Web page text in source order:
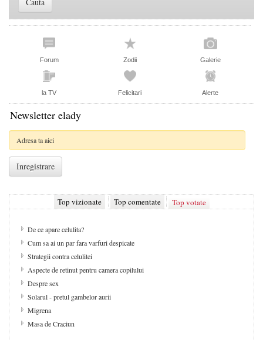
Forum Zodii Galerie
la TV Felicitari Alerte
Newsletter elady
Top vizionate Top comentate Top votate
De ce apare celulita?
Cum sa ai un par fara varfuri despicate
Strategii contra celulitei
Aspecte de retinut pentru camera copilului
Despre sex
Solarul - pretul gambelor aurii
Migrena
Masa de Craciun